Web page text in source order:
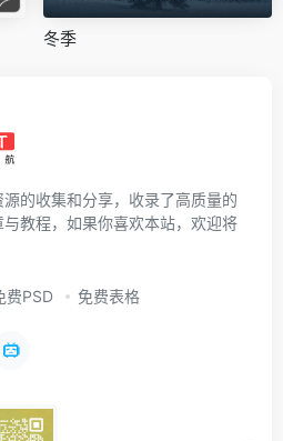
冬季
的收集和分享，收录了高质量的
教程，如果你喜欢本站，欢迎将
费PSD 免费表格